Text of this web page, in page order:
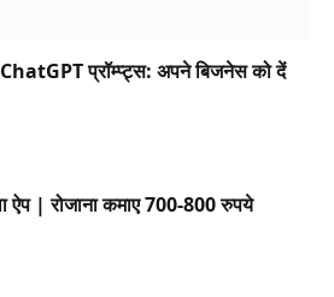
प्रॉम्प्ट्स: अपने बिजनेस को दें
ऐप | रोजाना कमाए 700-800 रुपये